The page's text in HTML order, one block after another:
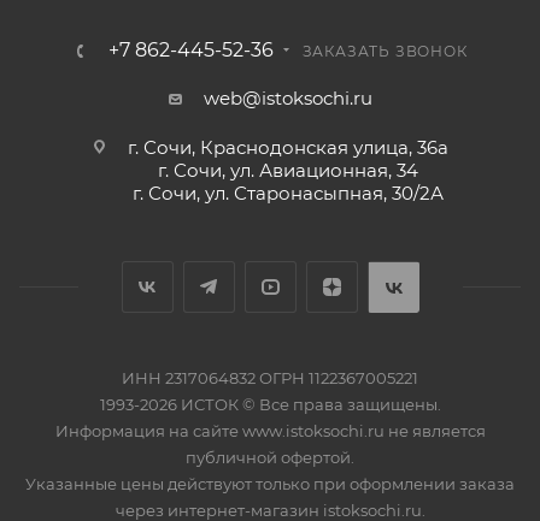
+7 862-445-52-36 ЗАКАЗАТЬ ЗВОНОК
web@istoksochi.ru
г. Сочи, Краснодонская улица, 36а
г. Сочи, ул. Авиационная, 34
г. Сочи, ул. Старонасыпная, 30/2А
ИНН 2317064832 ОГРН 1122367005221
1993-2026 ИСТОК © Все права защищены.
Информация на сайте www.istoksochi.ru не является
публичной офертой.
Указанные цены действуют только при оформлении заказа
через интернет-магазин istoksochi.ru.